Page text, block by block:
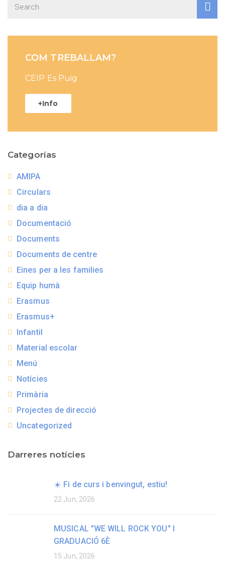
COM TREBALLAM?
CEIP Es Puig
+Info
Categorías
AMIPA
Circulars
dia a dia
Documentació
Documents
Documents de centre
Eines per a les families
Equip humà
Erasmus
Erasmus+
Infantil
Material escolar
Menú
Notícies
Primària
Projectes de direcció
Uncategorized
Darreres notícies
☀️ Fi de curs i benvingut, estiu!
22 Jun, 2026
MUSICAL "WE WILL ROCK YOU" I
GRADUACIÓ 6È
15 Jun, 2026